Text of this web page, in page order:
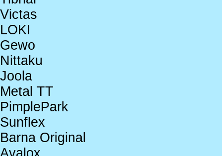
Victas
LOKI
Gewo
Nittaku
Joola
Metal TT
PimplePark
Sunflex
Barna Original
Avalox